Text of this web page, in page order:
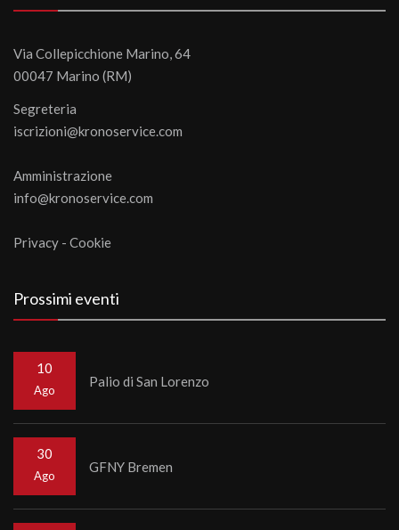
Via Collepicchione Marino, 64
00047 Marino (RM)
Segreteria
iscrizioni@kronoservice.com
Amministrazione
info@kronoservice.com
Privacy - Cookie
Prossimi eventi
10
Ago
Palio di San Lorenzo
30
Ago
GFNY Bremen